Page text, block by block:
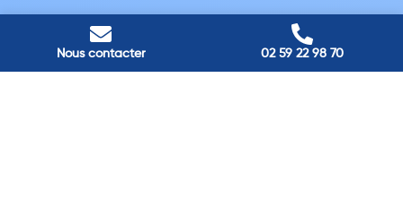
Nous contacter 02 59 22 98 70
Nos adresses
Louviers
45 avenue Winston Churchill, Louviers, France